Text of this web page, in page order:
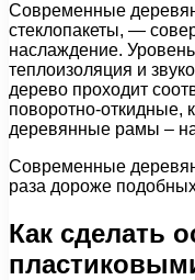
Современные
стеклопакеты, —
наслаждение.
теплоизоляция и
дерево проходит
поворотно-откидные,
деревянные рамы –
Современные
раза дороже
Как сделать